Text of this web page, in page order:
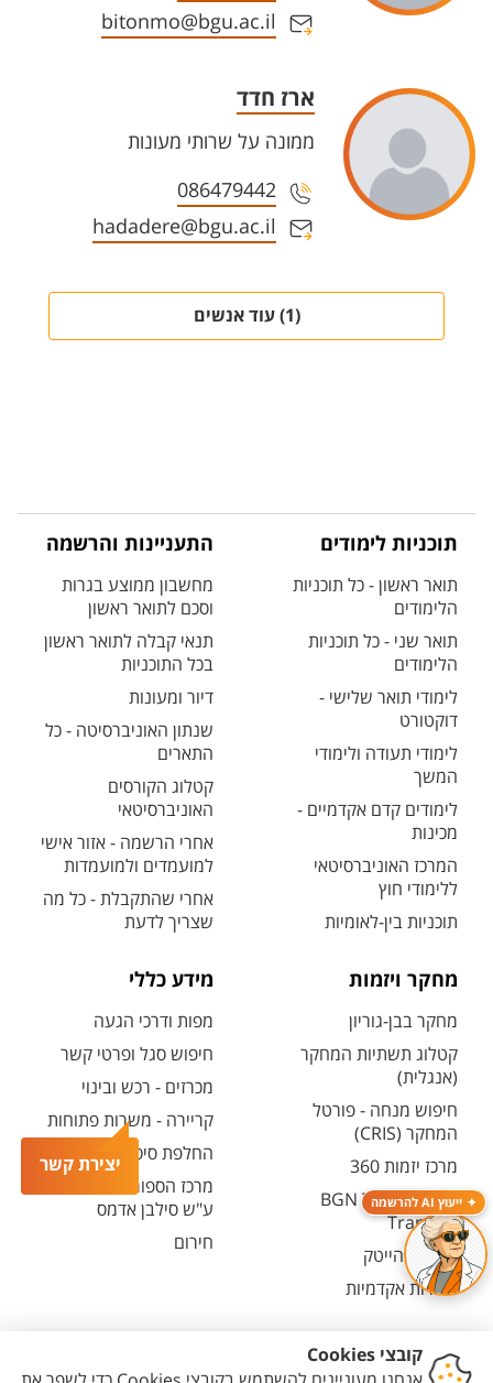
יצירת קשר
ייעוץ AI להרשמה
bitonmo@bgu.ac.il
ארז חדד
ממונה על שרותי מעונות
086479442
hadadere@bgu.ac.il
(1) עוד אנשים
תוכניות לימודים
תואר ראשון - כל תוכניות
הלימודים
תואר שני - כל תוכניות
הלימודים
לימודי תואר שלישי -
דוקטורט
לימודי תעודה ולימודי
המשך
לימודים קדם אקדמיים -
מכינות
המרכז האוניברסיטאי
ללימודי חוץ
תוכניות בין-לאומיות
התעניינות והרשמה
מחשבון ממוצע בגרות
וסכם לתואר ראשון
תנאי קבלה לתואר ראשון
בכל התוכניות
דיור ומעונות
שנתון האוניברסיטה - כל
התארים
קטלוג הקורסים
האוניברסיטאי
אחרי הרשמה - אזור אישי
למועמדים ולמועמדות
אחרי שהתקבלת - כל מה
שצריך לדעת
מחקר ויזמות
מחקר בבן-גוריון
קטלוג תשתיות המחקר
(אנגלית)
חיפוש מנחה - פורטל
המחקר (CRIS)
מרכז יזמות 360
BGN Technology
Transfer
פארק ההייטק
משרות אקדמיות
מידע כללי
מפות ודרכי הגעה
חיפוש סגל ופרטי קשר
מכרזים - רכש ובינוי
קריירה - משרות פתוחות
החלפת סיסמה ארגונית
מרכז הספורט והנופש
ע"ש סילבן אדמס
חירום